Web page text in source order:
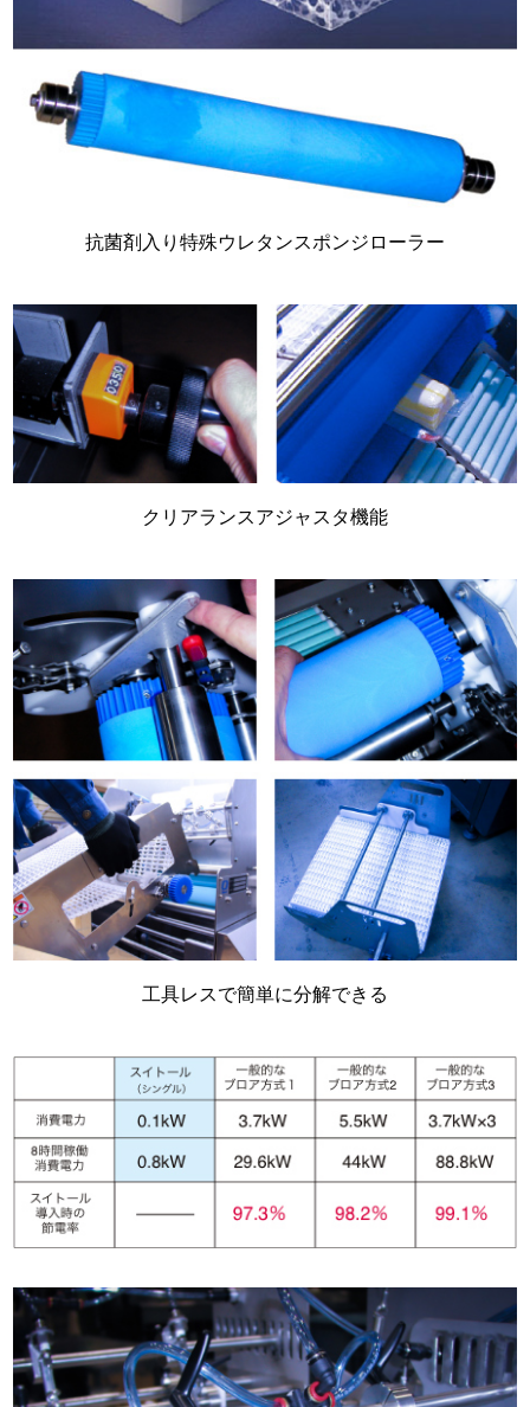
抗菌剤入り特殊ウレタンスポンジローラー
クリアランスアジャスタ機能
工具レスで簡単に分解できる